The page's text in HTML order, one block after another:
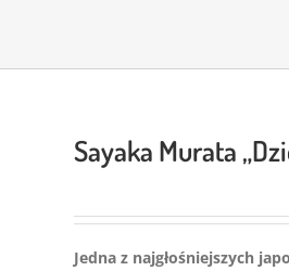
Sayaka Murata
Jedna z najgłośniejszych